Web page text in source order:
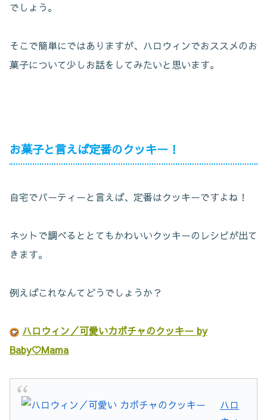
でしょう。
そこで簡単にではありますが、ハロウィンでおススメのお
菓子について少しお話をしてみたいと思います。
お菓子と言えば定番のクッキー！
自宅でパーティーと言えば、定番はクッキーですよね！
ネットで調べるととてもかわいいクッキーのレシピが出て
きます。
例えばこれなんてどうでしょうか？
ハロウィン／可愛いカボチャのクッキー by
Baby♡Mama
ハロ